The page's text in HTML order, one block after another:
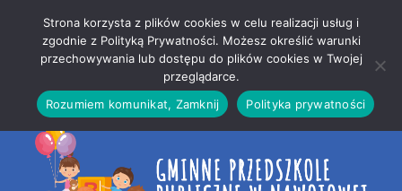
treści
strony
Strona korzysta z plików cookies w celu realizacji usług i
zgodnie z Polityką Prywatności. Możesz określić warunki
przechowywania lub dostępu do plików cookies w Twojej
przeglądarce.
Rozumiem komunikat, Zamknij
Polityka prywatności